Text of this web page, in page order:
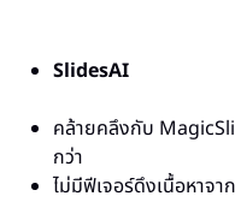
SlidesAI
คล้ายคลึงกับ
กว่า
ไม่มีฟีเจอร์ดึงเนื้อหาจ